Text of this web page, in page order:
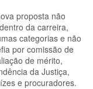
proposta não
da carreira,
categorias e não
por comissão de
de mérito,
da Justiça,
e procuradores.